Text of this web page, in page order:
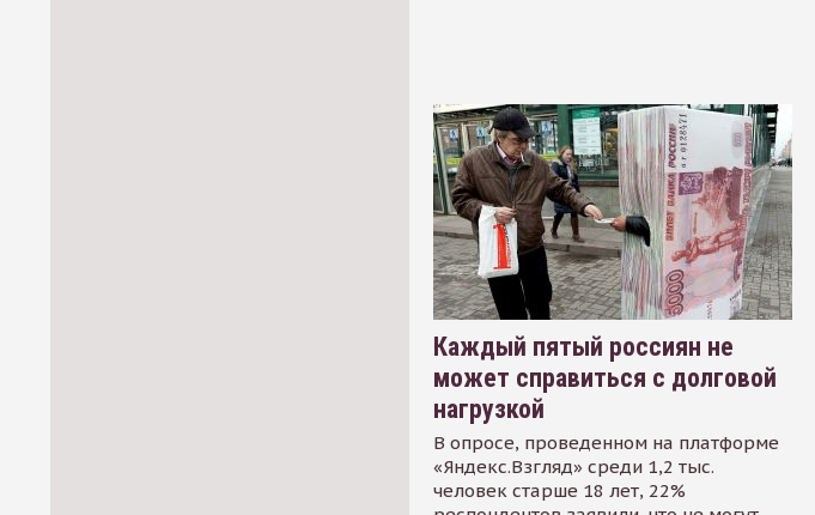
Каждый пятый россиян не
может справиться с долговой
нагрузкой
В опросе, проведенном на платформе
«Яндекс.Взгляд» среди 1,2 тыс.
человек старше 18 лет, 22%